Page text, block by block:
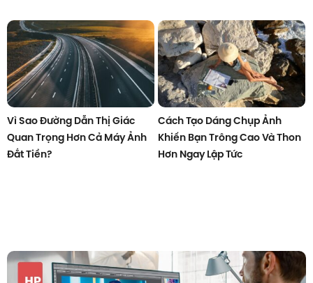
Vì Sao Đường Dẫn Thị Giác
Quan Trọng Hơn Cả Máy Ảnh
Đắt Tiền?
Cách Tạo Dáng Chụp Ảnh
Khiến Bạn Trông Cao Và Thon
Hơn Ngay Lập Tức